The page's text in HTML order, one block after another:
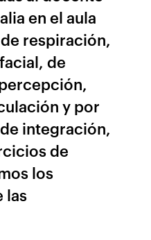
en el aula
respiración,
de
y por
integración,
de
los
las